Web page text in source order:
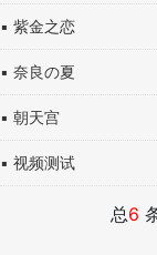
▪ 紫金之恋
▪ 奈良の夏
▪ 朝天宫
▪ 视频测试
总6